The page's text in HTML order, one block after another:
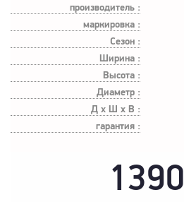
производитель :
маркировка :
Сезон :
Ширина :
Высота :
Диаметр :
Д х Ш х В :
гарантия :
1390